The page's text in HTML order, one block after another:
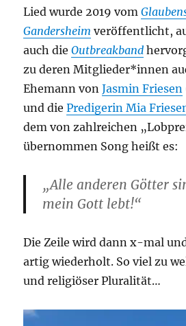
Lied wurde 2019 vom
Gandersheim veröffentlicht,
auch dieOutbreakband
zu deren Mitglieder*innen
Ehemann vonJasmin Friesen
und diePredigerin Mia
dem von zahlreichen
übernommen Song heißt es:
„Alle anderen Götter
mein Gott lebt!“
Die Zeile wird dann x-mal
artig wiederholt. So viel zu
und religiöser Pluralität…
Video-